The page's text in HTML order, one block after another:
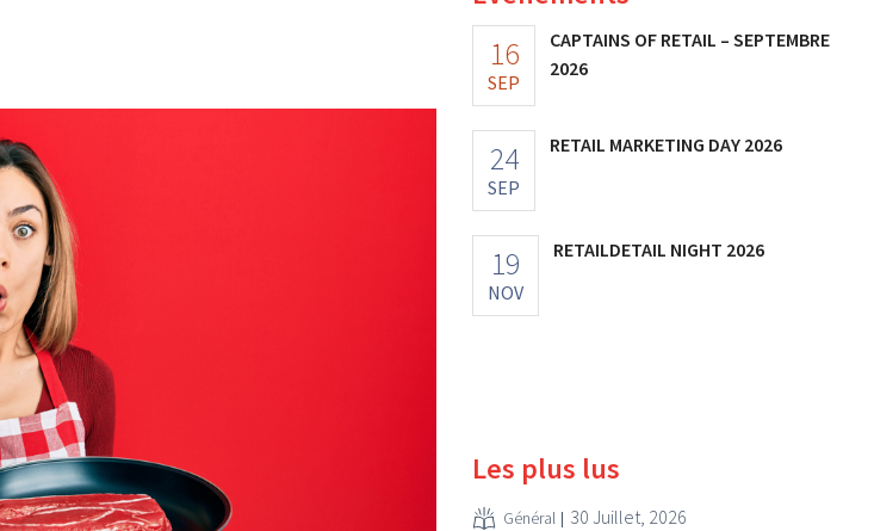
16
SEP
CAPTAINS OF RETAIL – SEPTEMBRE
2026
24
SEP
RETAIL MARKETING DAY 2026
19
NOV
RETAILDETAIL NIGHT 2026
Les plus lus
Général 30 Juillet, 2026